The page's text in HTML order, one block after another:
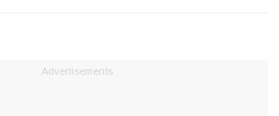
Advertisements